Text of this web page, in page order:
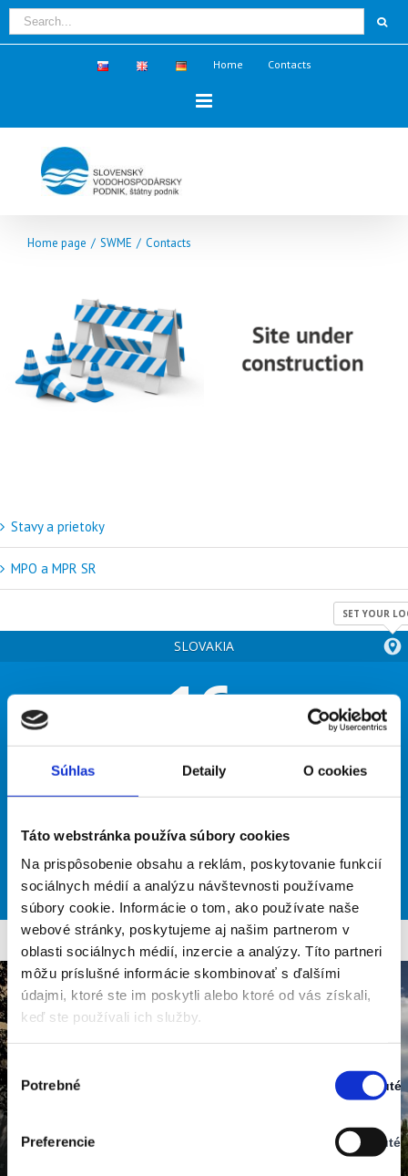
Súhlas Detaily O cookies
Táto webstránka používa súbory cookies
Na prispôsobenie obsahu a reklám, poskytovanie funkcií
sociálnych médií a analýzu návštevnosti používame
súbory cookie. Informácie o tom, ako používate naše
webové stránky, poskytujeme aj našim partnerom v
oblasti sociálnych médií, inzercie a analýzy. Títo partneri
môžu príslušné informácie skombinovať s ďalšími
údajmi, ktoré ste im poskytli alebo ktoré od vás získali,
keď ste používali ich služby.
Výber
súhlasu
Potrebné Zapnuté
Stav:
Preferencie
Vypnuté
Stav:
Home Contacts
Home page / SWME / Contacts
Stavy a prietoky
MPO a MPR SR
SLOVAKIA
SET YOUR
16°
72% humidity
33 30
TUE
26 27 ° 28